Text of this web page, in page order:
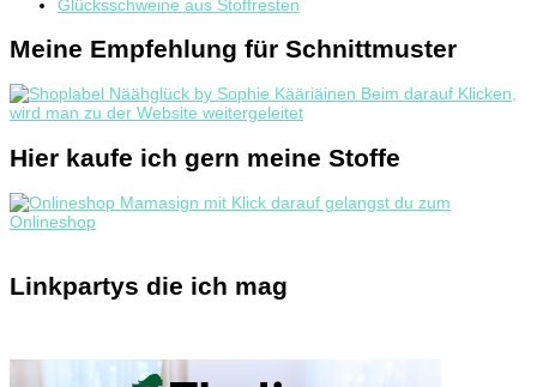
Glücksschweine aus Stoffresten
Meine Empfehlung für Schnittmuster
Hier kaufe ich gern meine Stoffe
Linkpartys die ich mag